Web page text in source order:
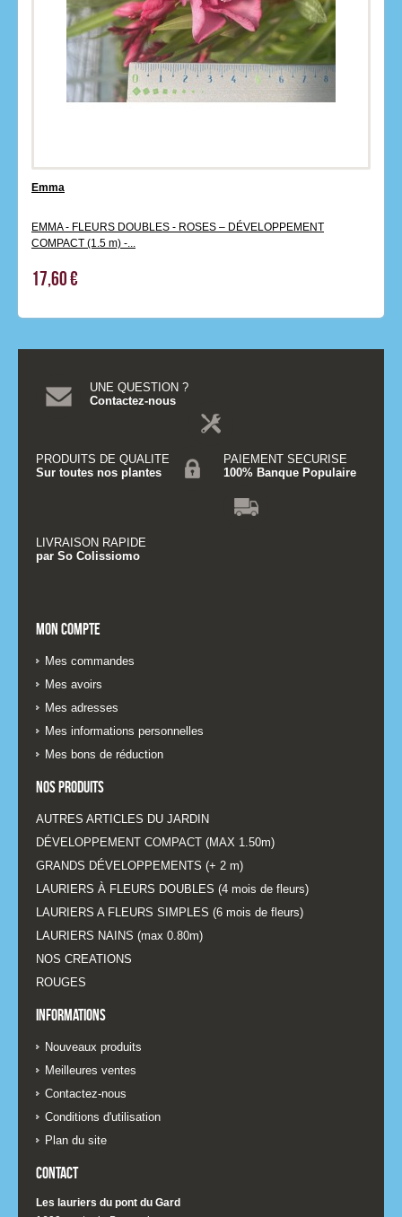
Emma
EMMA - FLEURS DOUBLES - ROSES – DÉVELOPPEMENT
COMPACT (1.5 m) -...
17,60 €
UNE QUESTION ?
Contactez-nous
PRODUITS DE QUALITE
Sur toutes nos plantes
PAIEMENT SECURISE
100% Banque Populaire
LIVRAISON RAPIDE
par So Colissiomo
Mon compte
Mes commandes
Mes avoirs
Mes adresses
Mes informations personnelles
Mes bons de réduction
Nos produits
AUTRES ARTICLES DU JARDIN
DÉVELOPPEMENT COMPACT (MAX 1.50m)
GRANDS DÉVELOPPEMENTS (+ 2 m)
LAURIERS À FLEURS DOUBLES (4 mois de fleurs)
LAURIERS A FLEURS SIMPLES (6 mois de fleurs)
LAURIERS NAINS (max 0.80m)
NOS CREATIONS
ROUGES
Informations
Nouveaux produits
Meilleures ventes
Contactez-nous
Conditions d'utilisation
Plan du site
Contact
Les lauriers du pont du Gard